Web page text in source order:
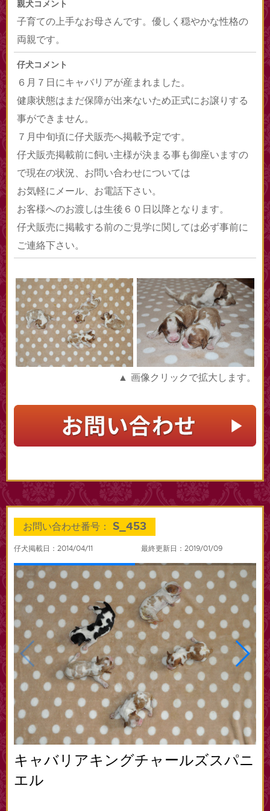
親犬コメント
子育ての上手なお母さんです。優しく穏やかな性格の
両親です。
仔犬コメント
６月７日にキャバリアが産まれました。
健康状態はまだ保障が出来ないため正式にお譲りする
事ができません。
７月中旬頃に仔犬販売へ掲載予定です。
仔犬販売掲載前に飼い主様が決まる事も御座いますの
で現在の状況、お問い合わせについては
お気軽にメール、お電話下さい。
お客様へのお渡しは生後６０日以降となります。
仔犬販売に掲載する前のご見学に関しては必ず事前に
ご連絡下さい。
▲ 画像クリックで拡大します。
お問い合わせ番号： S_453
仔犬掲載日：2014/04/11 最終更新日：2019/01/09
キャバリアキングチャールズスパニ
エル